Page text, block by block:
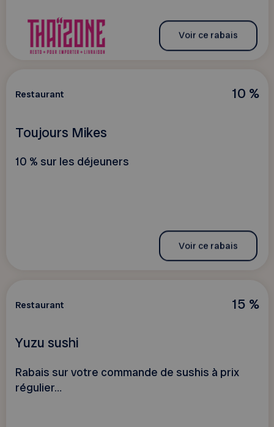
Voir ce rabais
10 %
Restaurant
Toujours Mikes
10 % sur les déjeuners
Voir ce rabais
15 %
Restaurant
Yuzu sushi
Rabais sur votre commande de sushis à prix
régulier…